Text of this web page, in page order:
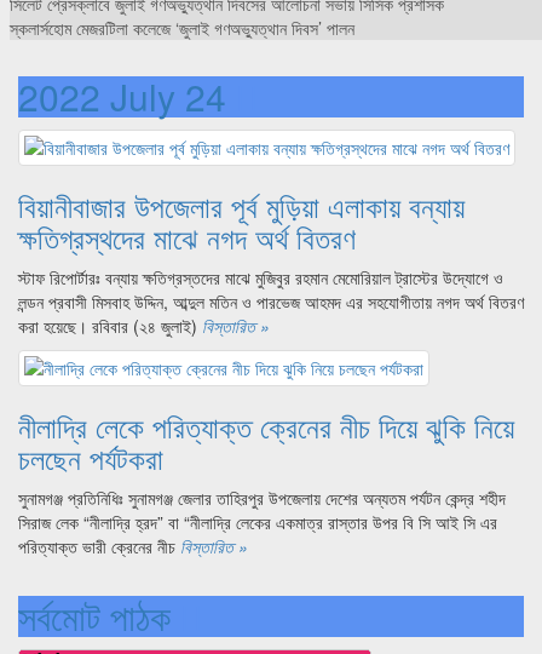
স্কলার্সহোম মেজরটিলা কলেজে ‘জুলাই গণঅভ্যুত্থান দিবস’ পালন
2022 July 24
বিয়ানীবাজার উপজেলার পূর্ব মুড়িয়া এলাকায় বন্যায়
ক্ষতিগ্রস্থদের মাঝে নগদ অর্থ বিতরণ
স্টাফ রিপোর্টারঃ বন্যায় ক্ষতিগ্রস্তদের মাঝে মুজিবুর রহমান মেমোরিয়াল ট্রাস্টের উদ্যোগে ও
লন্ডন প্রবাসী মিসবাহ উদ্দিন, আব্দুল মতিন ও পারভেজ আহমদ এর সহযোগীতায় নগদ অর্থ বিতরণ
করা হয়েছে। রবিবার (২৪ জুলাই) বিস্তারিত »
নীলাদ্রি লেকে পরিত্যাক্ত ক্রেনের নীচ দিয়ে ঝুকি নিয়ে
চলছেন পর্যটকরা
সুনামগঞ্জ প্রতিনিধিঃ সুনামগঞ্জ জেলার তাহিরপুর উপজেলায় দেশের অন্যতম পর্যটন কেন্দ্র শহীদ
সিরাজ লেক “নীলাদ্রি হ্রদ” বা “নীলাদ্রি লেকের একমাত্র রাস্তার উপর বি সি আই সি এর
পরিত্যাক্ত ভারী ক্রেনের নীচ বিস্তারিত »
সর্বমোট পাঠক